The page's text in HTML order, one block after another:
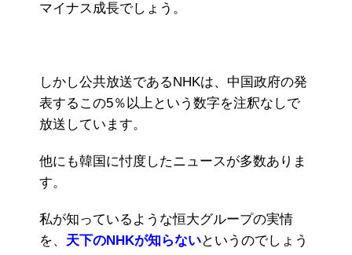
マイナス成長でしょう。
しかし公共放送であるNHKは、中国政府の発
表するこの5％以上という数字を注釈なしで
放送しています。
他にも韓国に忖度したニュースが多数ありま
す。
私が知っているような恒大グループの実情
を、 天下のNHKが知らないというのでしょう